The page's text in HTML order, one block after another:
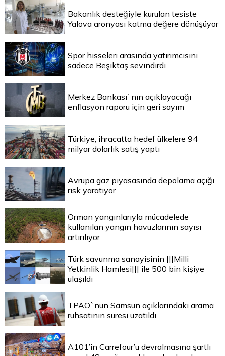
Bakanlık desteğiyle kurulan tesiste
Yalova aronyası katma değere dönüşüyor
Spor hisseleri arasında yatırımcısını
sadece Beşiktaş sevindirdi
Merkez Bankası`nın açıklayacağı
enflasyon raporu için geri sayım
Türkiye, ihracatta hedef ülkelere 94
milyar dolarlık satış yaptı
Avrupa gaz piyasasında depolama açığı
risk yaratıyor
Orman yangınlarıyla mücadelede
kullanılan yangın havuzlarının sayısı
artırılıyor
Türk savunma sanayisinin |||Milli
Yetkinlik Hamlesi||| ile 500 bin kişiye
ulaşıldı
TPAO`nun Samsun açıklarındaki arama
ruhsatının süresi uzatıldı
A101’in Carrefour’u devralmasına şartlı